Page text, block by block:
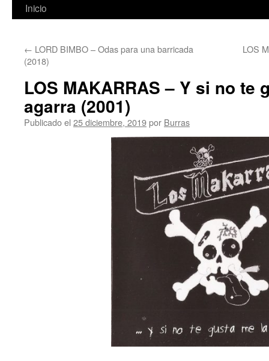
Inicio
← LORD BIMBO – Odas para una barricada
(2018)
LOS
LOS MAKARRAS – Y si no te
agarra (2001)
Publicado el 25 diciembre, 2019por Burras